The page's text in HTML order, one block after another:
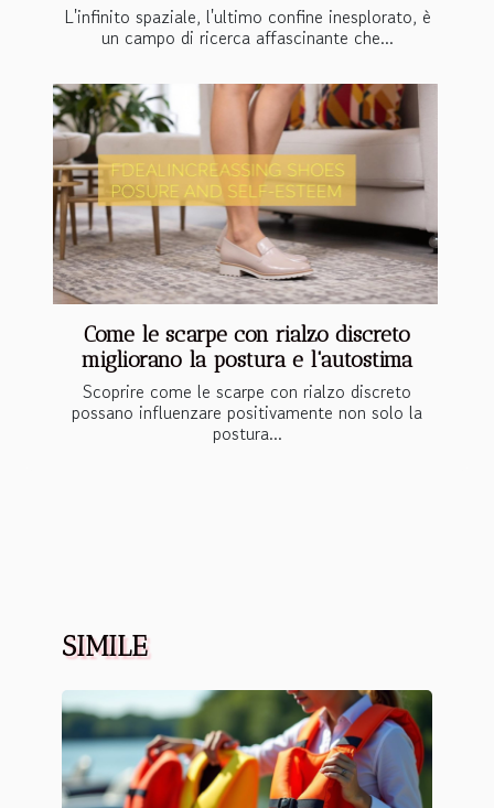
L'infinito spaziale, l'ultimo confine inesplorato, è
un campo di ricerca affascinante che...
Come le scarpe con rialzo discreto
migliorano la postura e l'autostima
Scoprire come le scarpe con rialzo discreto
possano influenzare positivamente non solo la
postura...
SIMILE